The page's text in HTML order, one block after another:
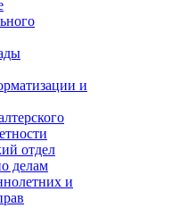
и
отдел
делам
и